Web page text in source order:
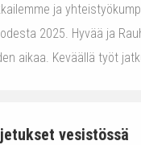
ja
2025. Hyvää ja
aikaa. Keväällä työt
vesistössä